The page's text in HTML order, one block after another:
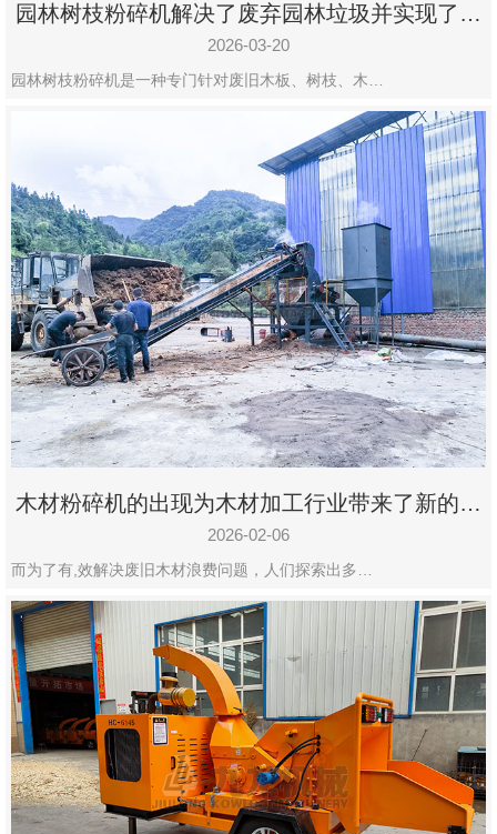
园林树枝粉碎机解决了废弃园林垃圾并实现了再
利用
2026-03-20
园林树枝粉碎机是一种专门针对废旧木板、树枝、木…
木材粉碎机的出现为木材加工行业带来了新的变
化
2026-02-06
而为了有,效解决废旧木材浪费问题，人们探索出多…